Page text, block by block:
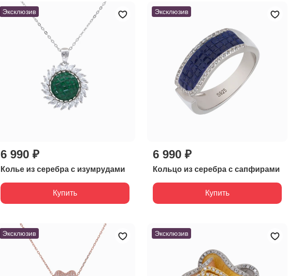
Эксклюзив
6 990 ₽
Колье из серебра с изумрудами
Купить
Эксклюзив
6 990 ₽
Кольцо из серебра с сапфирами
Купить
Эксклюзив Эксклюзив